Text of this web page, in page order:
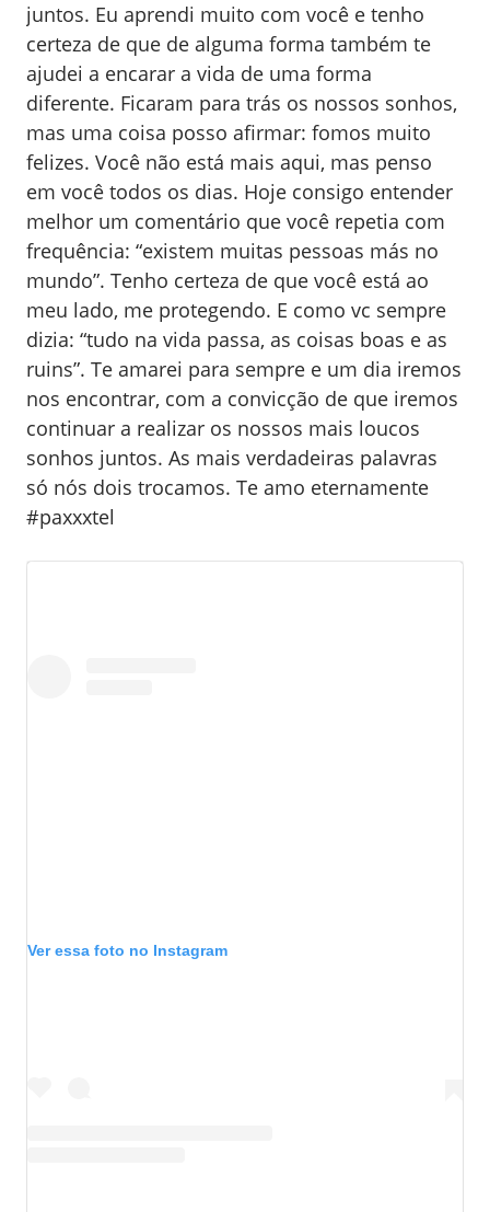
juntos. Eu aprendi muito com você e tenho
certeza de que de alguma forma também te
ajudei a encarar a vida de uma forma
diferente. Ficaram para trás os nossos sonhos,
mas uma coisa posso afirmar: fomos muito
felizes. Você não está mais aqui, mas penso
em você todos os dias. Hoje consigo entender
melhor um comentário que você repetia com
frequência: “existem muitas pessoas más no
mundo”. Tenho certeza de que você está ao
meu lado, me protegendo. E como vc sempre
dizia: “tudo na vida passa, as coisas boas e as
ruins”. Te amarei para sempre e um dia iremos
nos encontrar, com a convicção de que iremos
continuar a realizar os nossos mais loucos
sonhos juntos. As mais verdadeiras palavras
só nós dois trocamos. Te amo eternamente
#paxxxtel
Ver essa foto no Instagram